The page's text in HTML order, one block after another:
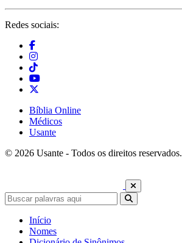
Redes sociais:
Bíblia Online
Médicos
Usante
© 2026 Usante - Todos os direitos reservados.
Início
Nomes